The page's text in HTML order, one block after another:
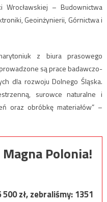
Wrocławskiej – Budownictwa
Geoinżynierii, Górnictwa i
z biura prasowego
są prace badawczo-
dla rozwoju Dolnego Śląska.
surowce naturalne i
oraz obróbkę materiałów” –
Polonia!
500zł, zebraliśmy:1351